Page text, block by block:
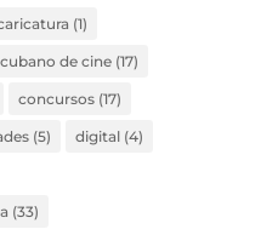
(1)
de cine(17)
concursos(17)
(5) digital(4)
(33)